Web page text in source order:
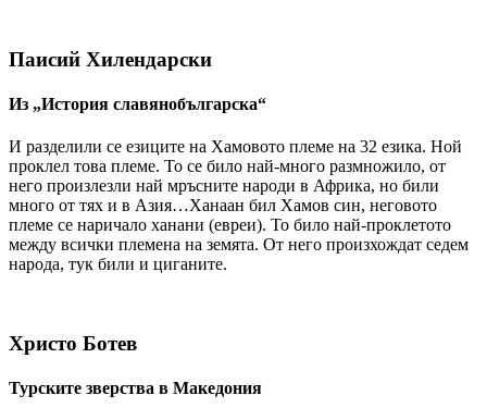
Паисий Хилендарски
Из „История славянобългарска“
И разделили се езиците на Хамовото племе на 32 езика. Ной
проклел това племе. То се било най-много размножило, от
него произлезли най мръсните народи в Африка, но били
много от тях и в Азия…Ханаан бил Хамов син, неговото
племе се наричало ханани (евреи). То било най-проклетото
между всички племена на земята. От него произхождат седем
народа, тук били и циганите.
Христо Ботев
Турските зверства в Македония